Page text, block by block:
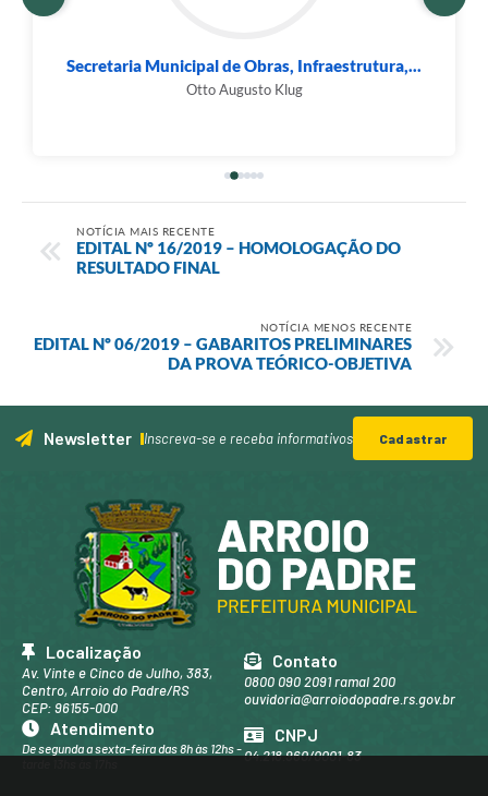
Secretaria Municipal de Obras, Infraestrutura,...
Otto Augusto Klug
NOTÍCIA MAIS RECENTE
EDITAL Nº 16/2019 – HOMOLOGAÇÃO DO
RESULTADO FINAL
NOTÍCIA MENOS RECENTE
EDITAL Nº 06/2019 – GABARITOS PRELIMINARES
DA PROVA TEÓRICO-OBJETIVA
Newsletter Inscreva-se e receba informativos Cadastrar
Localização
Av. Vinte e Cinco de Julho, 383,
Centro, Arroio do Padre/RS
CEP: 96155-000
Contato
0800 090 2091 ramal 200
ouvidoria@arroiodopadre.rs.gov.br
Atendimento
De segunda a sexta-feira das 8h às 12hs -
CNPJ
04.218.960/0001-83